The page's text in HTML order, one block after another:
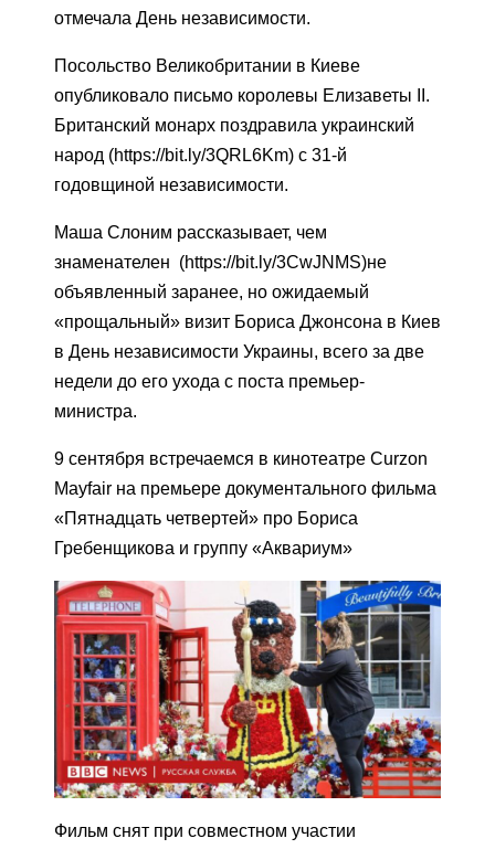
отмечала День независимости.
Посольство Великобритании в Киеве
опубликовало письмо королевы Елизаветы II.
Британский монарх поздравила украинский
народ (https://bit.ly/3QRL6Km) с 31-й
годовщиной независимости.
Маша Слоним рассказывает, чем
знаменателен (https://bit.ly/3CwJNMS)не
объявленный заранее, но ожидаемый
«прощальный» визит Бориса Джонсона в Киев
в День независимости Украины, всего за две
недели до его ухода с поста премьер-
министра.
9 сентября встречаемся в кинотеатре Curzon
Mayfair на премьере документального фильма
«Пятнадцать четвертей» про Бориса
Гребенщикова и группу «Аквариум»
Фильм снят при совместном участии